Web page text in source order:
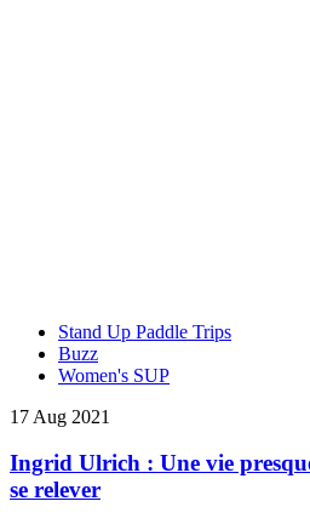
Stand Up Paddle Trips
Buzz
Women's SUP
17 Aug 2021
Ingrid Ulrich : Une vie
se relever